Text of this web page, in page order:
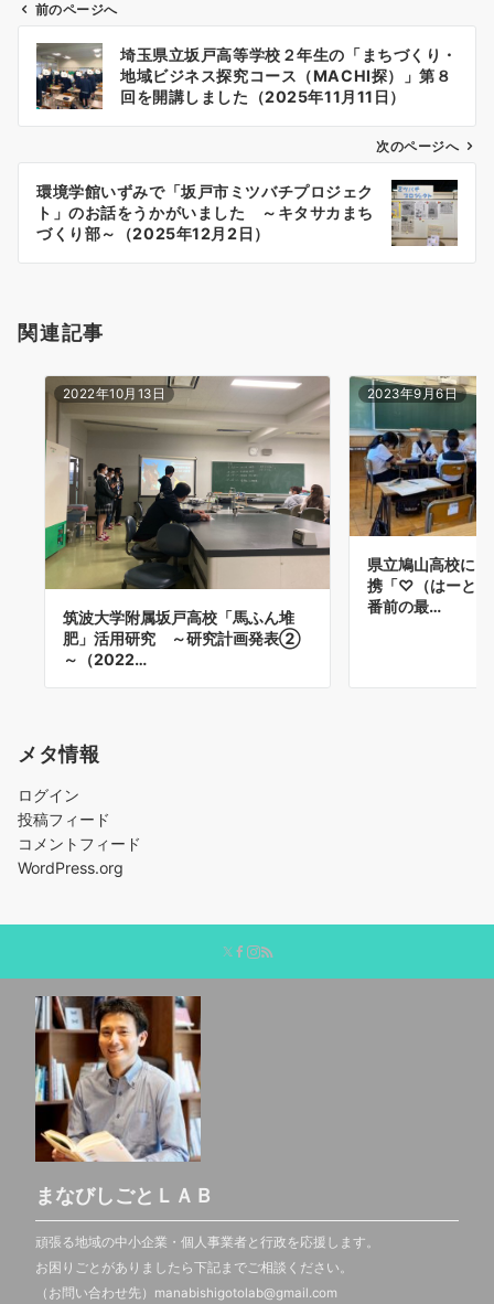
ン
前のページへ
埼玉県立坂戸高等学校２年生の「まちづくり・
地域ビジネス探究コース（MACHI探）」第８
回を開講しました（2025年11月11日）
次のページへ
環境学館いずみで「坂戸市ミツバチプロジェク
ト」のお話をうかがいました ～キタサカまち
づくり部～（2025年12月2日）
関連記事
2022年10月13日
筑波大学附属坂戸高校「馬ふん堆
肥」活用研究 ～研究計画発表②
～（2022…
2023年9月6日
県立鳩山高校に
携「♡（はーと）
番前の最…
メタ情報
ログイン
投稿フィード
コメントフィード
WordPress.org
まなびしごとＬＡＢ
頑張る地域の中小企業・個人事業者と行政を応援します。
お困りごとがありましたら下記までご相談ください。
（お問い合わせ先）manabishigotolab@gmail.com